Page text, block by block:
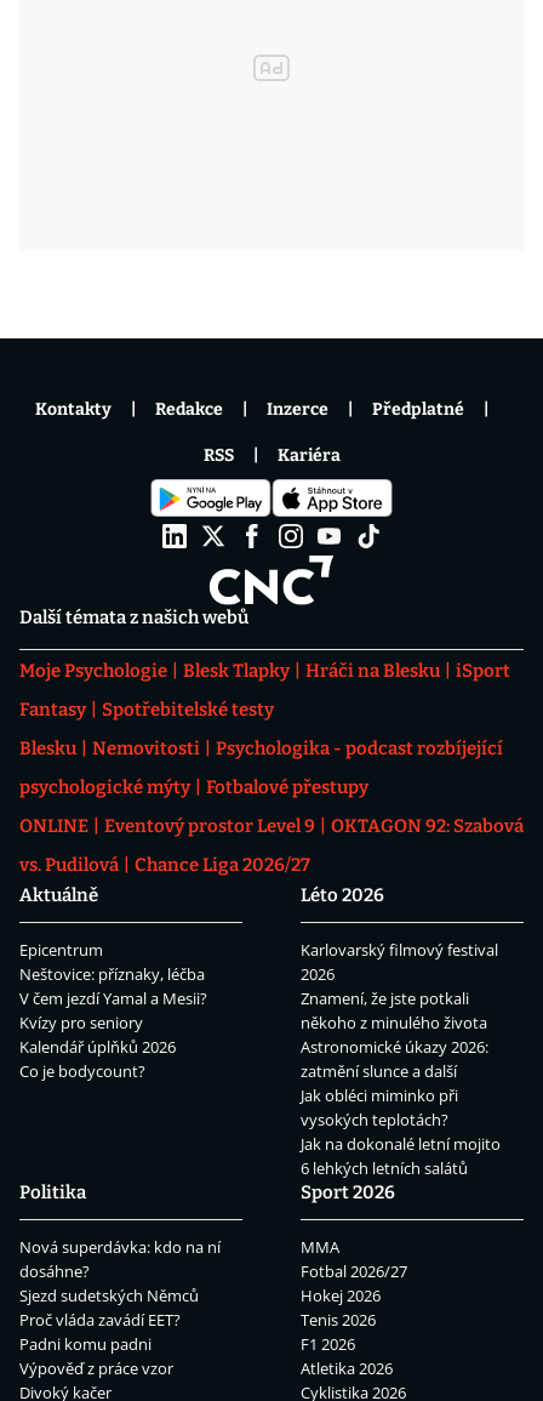
Další témata z našich webů
Moje Psychologie Blesk Tlapky Hráči na Blesku
iSport
Fantasy
Spotřebitelské testy
Blesku
Nemovitosti
Psychologika - podcast rozbíjející
psychologické mýty
Fotbalové přestupy
ONLINE
Eventový prostor Level 9
OKTAGON 92: Szabová
vs. Pudilová
Chance Liga 2026/27
Aktuálně
Epicentrum
Neštovice: příznaky, léčba
V čem jezdí Yamal a Mesii?
Kvízy pro seniory
Kalendář úplňků 2026
Co je bodycount?
Léto 2026
Karlovarský filmový festival
2026
Znamení, že jste potkali
někoho z minulého života
Astronomické úkazy 2026:
zatmění slunce a další
Jak obléci miminko při
vysokých teplotách?
Jak na dokonalé letní mojito
6 lehkých letních salátů
Politika
Nová superdávka: kdo na ní
dosáhne?
Sjezd sudetských Němců
Proč vláda zavádí EET?
Padni komu padni
Výpověď z práce vzor
Divoký kačer
Sport 2026
MMA
Fotbal 2026/27
Hokej 2026
Tenis 2026
F1 2026
Atletika 2026
Cyklistika 2026
Kontakty Redakce Inzerce Předplatné
RSS Kariéra